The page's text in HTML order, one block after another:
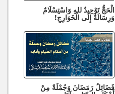
الْحَجُّ تَوْحِيدٌ للهِ وَاسْتِسْلَامٌ
وَرِسَالَةٌ إِلَى الْخَوَارِجِ!
فَضَائِلُ رَمَضَانَ وَجُمْلَةٌ مِنْ